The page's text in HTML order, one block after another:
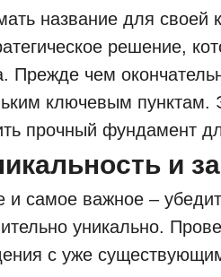
название для своей
решение,
Прежде чем
ключевым пунктам.
прочный фундамент
и
и самое важное –
уникально.
с уже